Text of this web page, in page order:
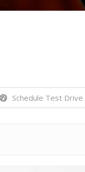
Schedule Test Drive